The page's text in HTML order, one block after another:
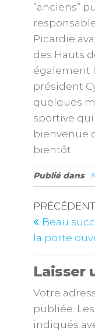
”anciens”
Picardie
des Hauts
également
président
quelques
sportive
bienvenue
bientôt
Publié dans
Beau
la porte
Laisser
Votre
publiée.
indiqués